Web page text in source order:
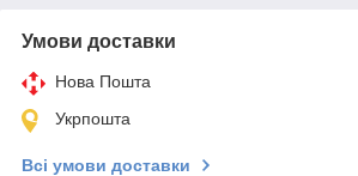
Умови доставки
Нова Пошта
Укрпошта
Всі умови доставки